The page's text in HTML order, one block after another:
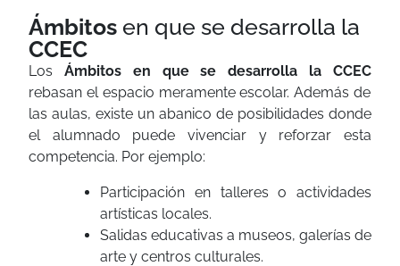
Ámbitos en que se desarrolla la
CCEC
Los Ámbitos en que se desarrolla la CCEC
rebasan el espacio meramente escolar. Además de
las aulas, existe un abanico de posibilidades donde
el alumnado puede vivenciar y reforzar esta
competencia. Por ejemplo:
Participación en talleres o actividades
artísticas locales.
Salidas educativas a museos, galerías de
arte y centros culturales.